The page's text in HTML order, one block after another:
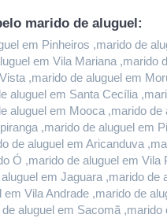
marido de aluguel:
em Pinheiros ,marido de
em Vila Mariana
,marido de aluguel em
aluguel em Santa Cecília
aluguel em Mooca ,marido
,marido de aluguel em
de aluguel em Aricanduva
Ó ,marido de aluguel em
em Jaguara ,marido
Vila Andrade ,marido de
aluguel em Sacomã